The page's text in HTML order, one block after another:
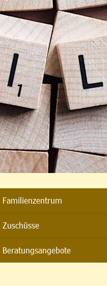
Familienzentrum
Zuschüsse
Beratungsangebote